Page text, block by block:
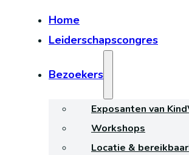
Home
Leiderschapscongres
Bezoekers
Exposanten van
Workshops
Locatie &